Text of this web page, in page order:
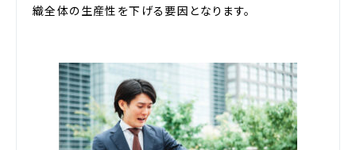
織全体の生産性を下げる要因となります。